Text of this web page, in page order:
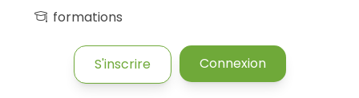
formations
S'inscrire Connexion